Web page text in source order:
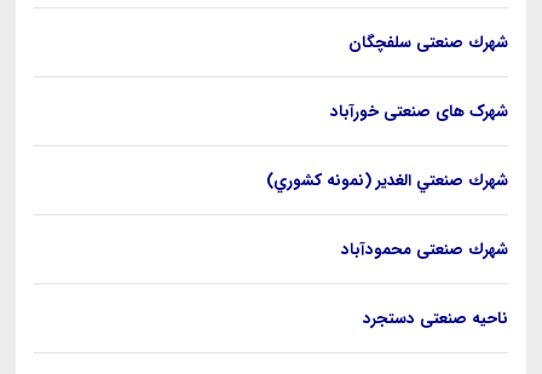
شهرك صنعتی سلفچگان
شهرک های صنعتی خورآباد
شهرك صنعتي الغدير (نمونه كشوري)
شهرك صنعتی محمودآباد
ناحيه صنعتی دستجرد